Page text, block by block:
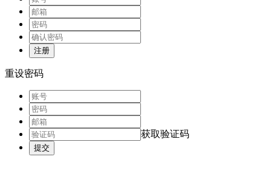
注册
重设密码
获取验证码
提交